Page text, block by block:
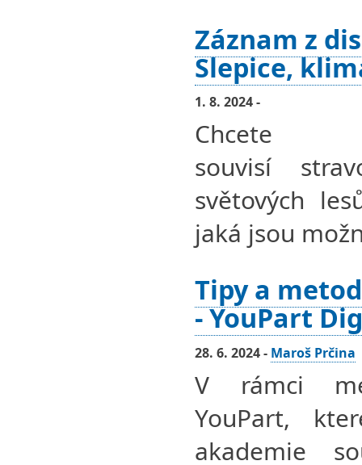
Záznam z
Slepice,
1. 8. 2024 -
souvisí
světových
jaká jsou
Tipy a
- YouPart
28. 6. 2024 - Maroš Prčina
V rámci
YouPart,
akademie